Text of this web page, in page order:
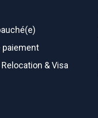
paiement
& Visa